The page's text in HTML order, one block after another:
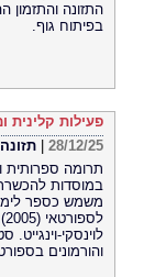
התזונה והתזמון
בפיתוח גוף.
פעילות קלינית
28/12/25
תזונה
תרומה ספרותית
משמש כספר
והורמונים